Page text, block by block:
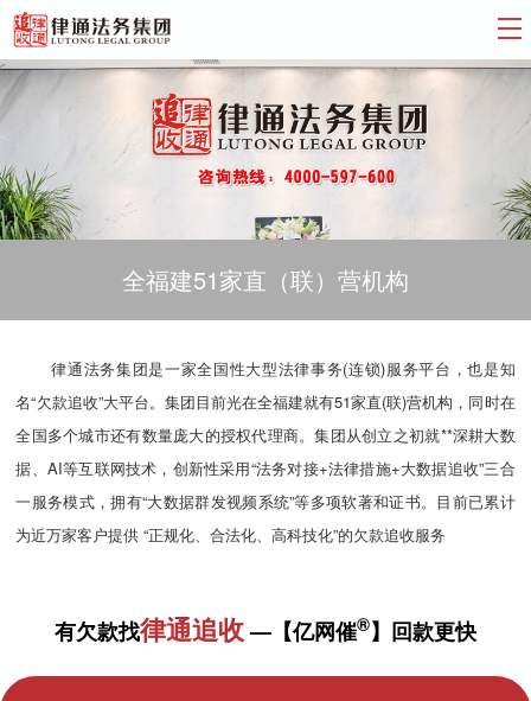
全福建51家直（联）营机构
律通法务集团是一家全国性大型法律事务(连锁)服务平台，也是知
名“欠款追收”大平台。集团目前光在全福建就有51家直(联)营机构，同时在
全国多个城市还有数量庞大的授权代理商。集团从创立之初就**深耕大数
据、AI等互联网技术，创新性采用“法务对接+法律措施+大数据追收”三合
一服务模式，拥有“大数据群发视频系统”等多项软著和证书。目前已累计
为近万家客户提供 “正规化、合法化、高科技化”的欠款追收服务
有欠款找律通追收—【亿网催®】回款更快